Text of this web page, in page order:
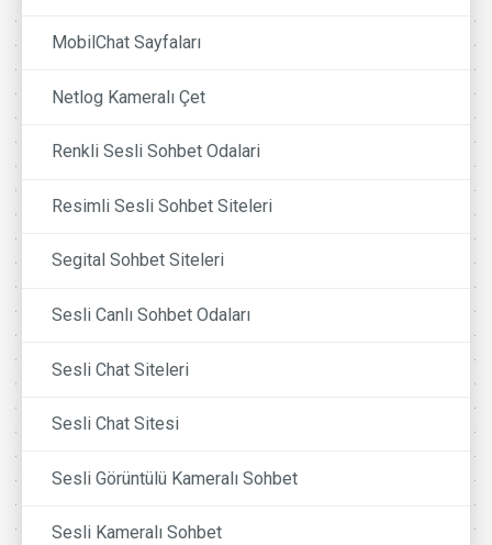
MobilChat Sayfaları
Netlog Kameralı Çet
Renkli Sesli Sohbet Odalari
Resimli Sesli Sohbet Siteleri
Segital Sohbet Siteleri
Sesli Canlı Sohbet Odaları
Sesli Chat Siteleri
Sesli Chat Sitesi
Sesli Görüntülü Kameralı Sohbet
Sesli Kameralı Sohbet